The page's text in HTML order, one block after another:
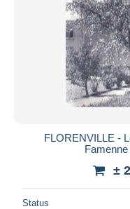
FLORENVILLE -
±
Status